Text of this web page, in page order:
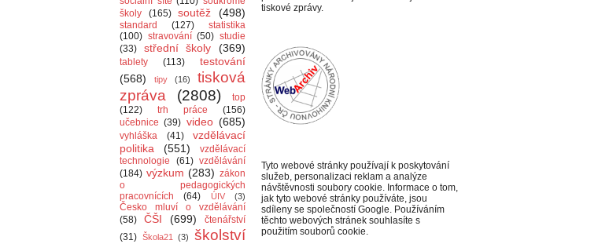
školy
(165) soutěž (498)
standard (127)
statistika
(100) stravování (50) studie
(33)
střední školy (369)
tablety (113)
testování
(568)
tipy (16)
tisková
zpráva
(2808)
top
(122)
trh práce
(156)
učebnice (39) video (685)
vyhláška (41)
vzdělávací
politika
(551)
vzdělávací
technologie
(61) vzdělávání
(184) výzkum (283) zákon
o pedagogických
pracovnících
(64) ÚIV (3)
Česko mluví o vzdělávání
(58)
ČŠI (699)
čtenářství
(31) Škola21 (3)
školství
tiskové zprávy.
Tyto webové stránky používají k poskytování
služeb, personalizaci reklam a analýze
návštěvnosti soubory cookie. Informace o tom,
jak tyto webové stránky používáte, jsou
sdíleny se společností Google. Používáním
těchto webových stránek souhlasíte s
použitím souborů cookie.